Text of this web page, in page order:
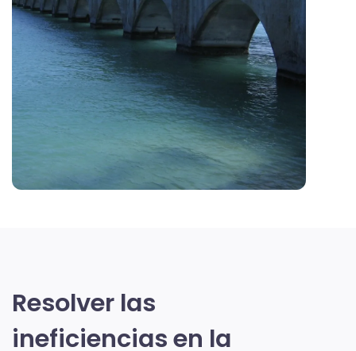
Resolver las
ineficiencias en la